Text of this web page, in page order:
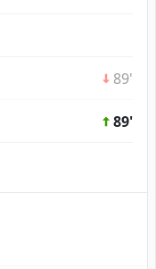
89'
89'